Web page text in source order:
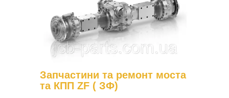
Запчастини та ремонт моста
та КПП ZF ( ЗФ)